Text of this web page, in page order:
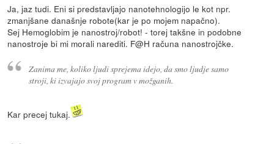
Ja, jaz tudi. Eni si predstavljajo nanotehnologijo le kot npr.
zmanjšane današnje robote(kar je po mojem napačno).
Sej Hemoglobim je nanostroj/robot! - torej takšne in podobne
nanostroje bi mi morali narediti. F@H računa nanostrojčke.
Zanima me, koliko ljudi sprejema idejo, da smo ljudje samo
stroji, ki izvajajo svoj program v možganih.
Kar precej tukaj.